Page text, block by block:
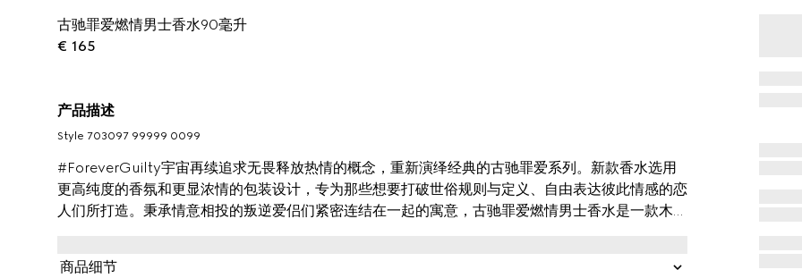
古驰罪爱燃情男士香水90毫升
€ 165
产品描述
Style ‎703097 99999 0099
#ForeverGuilty宇宙再续追求无畏释放热情的概念，重新演绎经典的古驰罪爱系列。新款香水选用
更高纯度的香氛和更显浓情的包装设计，专为那些想要打破世俗规则与定义、自由表达彼此情感的恋
人们所打造。秉承情意相投的叛逆爱侣们紧密连结在一起的寓意，古驰罪爱燃情男士香水是一款木质
商品细节